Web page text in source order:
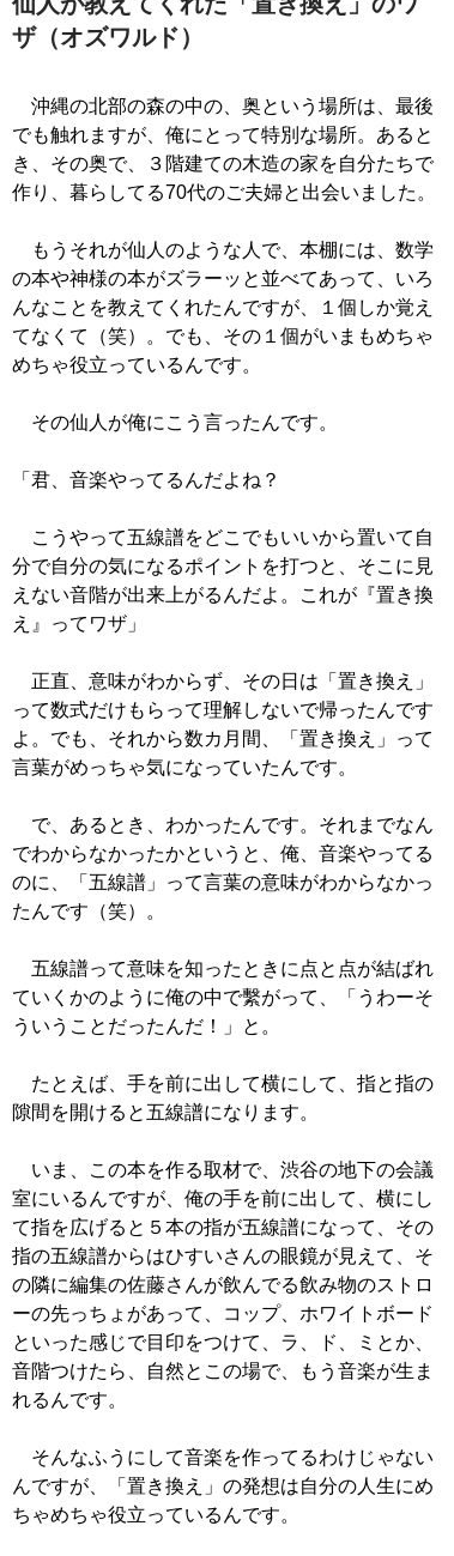
ザ（オズワルド）
沖縄の北部の森の中の、奥という場所は、最後
でも触れますが、俺にとって特別な場所。あると
き、その奥で、３階建ての木造の家を自分たちで
作り、暮らしてる70代のご夫婦と出会いました。
もうそれが仙人のような人で、本棚には、数学
の本や神様の本がズラーッと並べてあって、いろ
んなことを教えてくれたんですが、１個しか覚え
てなくて（笑）。でも、その１個がいまもめちゃ
めちゃ役立っているんです。
その仙人が俺にこう言ったんです。
「君、音楽やってるんだよね？
こうやって五線譜をどこでもいいから置いて自
分で自分の気になるポイントを打つと、そこに見
えない音階が出来上がるんだよ。これが『置き換
え』ってワザ」
正直、意味がわからず、その日は「置き換え」
って数式だけもらって理解しないで帰ったんです
よ。でも、それから数カ月間、「置き換え」って
言葉がめっちゃ気になっていたんです。
で、あるとき、わかったんです。それまでなん
でわからなかったかというと、俺、音楽やってる
のに、「五線譜」って言葉の意味がわからなかっ
たんです（笑）。
五線譜って意味を知ったときに点と点が結ばれ
ていくかのように俺の中で繫がって、「うわーそ
ういうことだったんだ！」と。
たとえば、手を前に出して横にして、指と指の
隙間を開けると五線譜になります。
いま、この本を作る取材で、渋谷の地下の会議
室にいるんですが、俺の手を前に出して、横にし
て指を広げると５本の指が五線譜になって、その
指の五線譜からはひすいさんの眼鏡が見えて、そ
の隣に編集の佐藤さんが飲んでる飲み物のストロ
ーの先っちょがあって、コップ、ホワイトボード
といった感じで目印をつけて、ラ、ド、ミとか、
音階つけたら、自然とこの場で、もう音楽が生ま
れるんです。
そんなふうにして音楽を作ってるわけじゃない
んですが、「置き換え」の発想は自分の人生にめ
ちゃめちゃ役立っているんです。